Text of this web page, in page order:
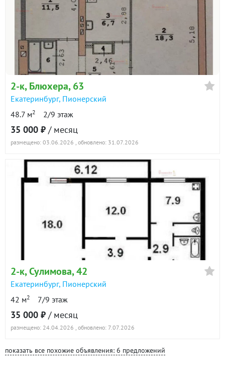
2-к, Блюхера, 63
Екатеринбург, Пионерский
48.7 м2 2/9 этаж
35 000 ₽ / месяц
размещено: 03.06.2026 , обновлено: 31.07.2026
2-к, Сулимова, 42
Екатеринбург, Пионерский
42 м2 7/9 этаж
35 000 ₽ / месяц
размещено: 24.04.2026 , обновлено: 7.07.2026
показать все похожие объявления: 6 предложений